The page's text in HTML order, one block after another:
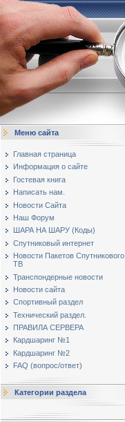
Меню сайта
Главная страница
Информация о сайте
Гостевая книга
Написать нам.
Новости Сайта
Наш Форум
ШАРА НА ШАРУ (Коды)
Спутниковый интернет
Новости Пакетов Спутникового
ТВ
Транспондерные новости
Новости сайта
Спортивный раздел
Технический раздел.
ПРАВИЛА СЕРВЕРА
Кардшаринг №1
Кардшаринг №2
FAQ (вопрос/ответ)
Категории раздела